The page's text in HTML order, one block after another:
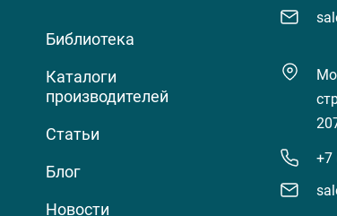
Библиотека
Каталоги
производителей
Статьи
Блог
Новости
+7